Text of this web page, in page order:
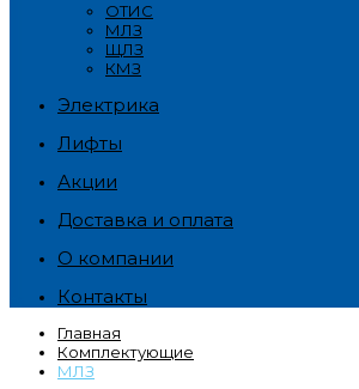
ОТИС
МЛЗ
ЩЛЗ
КМЗ
Электрика
Лифты
Акции
Доставка и оплата
О компании
Контакты
Главная
Комплектующие
МЛЗ